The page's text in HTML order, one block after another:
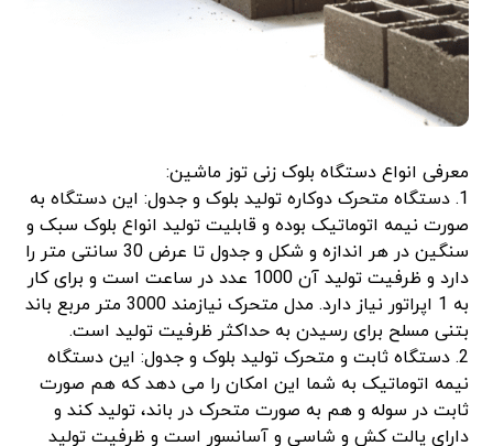
معرفی انواع دستگاه بلوک زنی توز ماشین:
1. دستگاه متحرک دوکاره تولید بلوک و جدول: این دستگاه به
صورت نیمه اتوماتیک بوده و قابلیت تولید انواع بلوک سبک و
سنگین در هر اندازه و شکل و جدول تا عرض 30 سانتی متر را
دارد و ظرفیت تولید آن 1000 عدد در ساعت است و برای کار
به 1 اپراتور نیاز دارد. مدل متحرک نیازمند 3000 متر مربع باند
بتنی مسلح برای رسیدن به حداکثر ظرفیت تولید است.
2. دستگاه ثابت و متحرک تولید بلوک و جدول: این دستگاه
نیمه اتوماتیک به شما این امکان را می دهد که هم صورت
ثابت در سوله و هم به صورت متحرک در باند، تولید کند و
دارای پالت کش و شاسی و آسانسور است و ظرفیت تولید